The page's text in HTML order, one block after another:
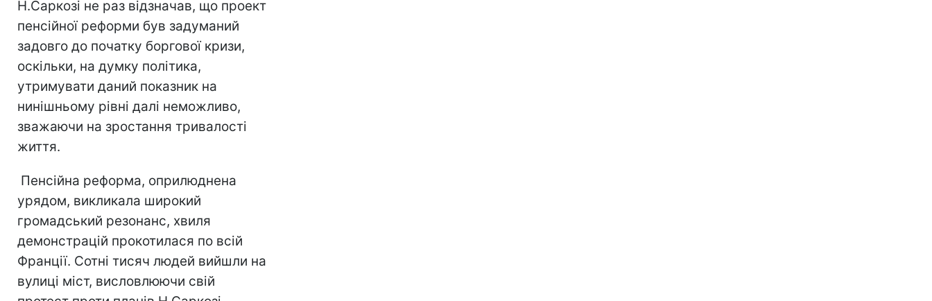
Н.Саркозі не раз відзначав, що проект
пенсійної реформи був задуманий
задовго до початку боргової кризи,
оскільки, на думку політика,
утримувати даний показник на
нинішньому рівні далі неможливо,
зважаючи на зростання тривалості
життя.
Пенсійна реформа, оприлюднена
урядом, викликала широкий
громадський резонанс, хвиля
демонстрацій прокотилася по всій
Франції. Сотні тисяч людей вийшли на
вулиці міст, висловлюючи свій